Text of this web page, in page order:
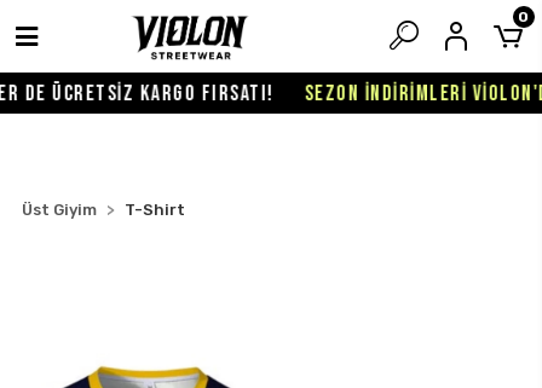
ÜCRETSİZ KARGO FIRSATI! SEZON İNDİRİMLERİ
0
Üst Giyim T-Shirt